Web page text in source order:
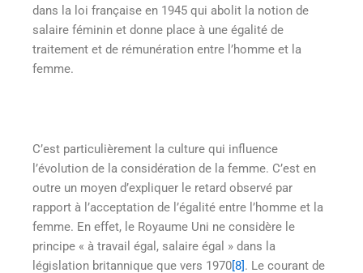
dans la loi française en 1945 qui abolit la notion de
salaire féminin et donne place à une égalité de
traitement et de rémunération entre l’homme et la
femme.
C’est particulièrement la culture qui influence
l’évolution de la considération de la femme. C’est en
outre un moyen d’expliquer le retard observé par
rapport à l’acceptation de l’égalité entre l’homme et la
femme. En effet, le Royaume Uni ne considère le
principe « à travail égal, salaire égal » dans la
législation britannique que vers 1970[8]. Le courant de